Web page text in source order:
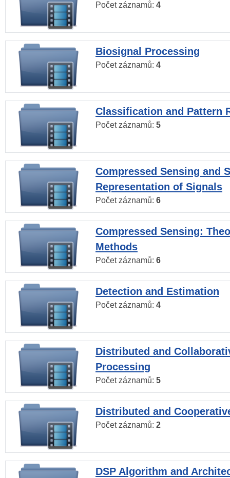
Počet záznamů: 4
Biosignal Processing
Počet záznamů: 4
Classification and Pattern
Počet záznamů: 5
Compressed Sensing and
Representation of Signals
Počet záznamů: 6
Compressed Sensing:
Methods
Počet záznamů: 6
Detection and Estimation
Počet záznamů: 4
Distributed and
Processing
Počet záznamů: 5
Distributed and
Počet záznamů: 2
DSP Algorithm and